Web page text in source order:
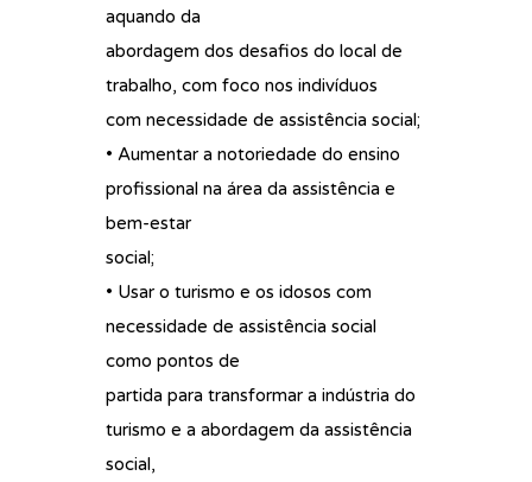
aquando da
abordagem dos desafios do local de
trabalho, com foco nos indivíduos
com necessidade de assistência social;
• Aumentar a notoriedade do ensino
profissional na área da assistência e
bem-estar
social;
• Usar o turismo e os idosos com
necessidade de assistência social
como pontos de
partida para transformar a indústria do
turismo e a abordagem da assistência
social,